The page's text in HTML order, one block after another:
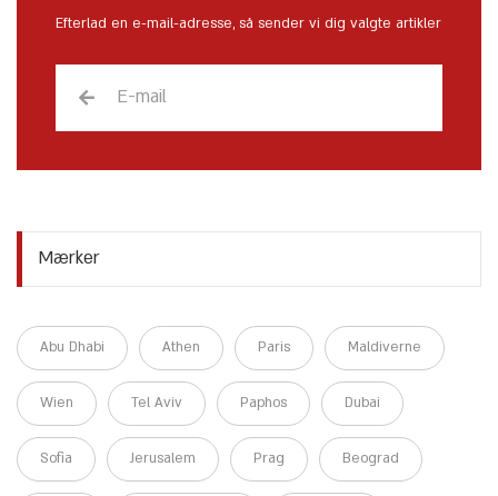
Efterlad en e-mail-adresse, så sender vi dig valgte artikler
Mærker
Abu Dhabi Athen Paris Maldiverne
Wien Tel Aviv Paphos Dubai
Sofia Jerusalem Prag Beograd